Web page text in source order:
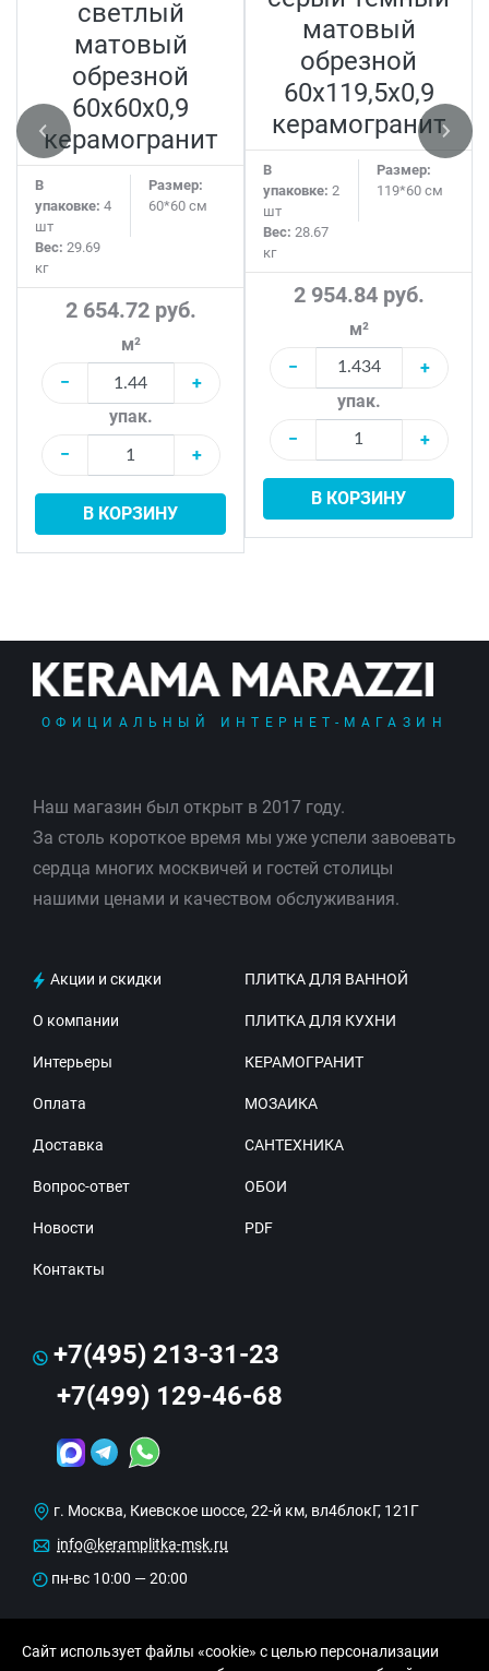
светлый
матовый
обрезной
60x60x0,9
керамогранит
В
упаковке: 4
шт
Размер:
60*60 см
Вес: 29.69
кг
2 654.72 руб.
м²
−
+
упак.
−
+
В КОРЗИНУ
матовый
обрезной
60x119,5x0,9
керамогранит
В
упаковке: 2
шт
Размер:
119*60 см
Вес: 28.67
кг
2 954.84 руб.
м²
−
+
упак.
−
+
В КОРЗИНУ
ОФИЦИАЛЬНЫЙ ИНТЕРНЕТ-МАГАЗИН
Наш магазин был открыт в 2017 году.
За столь короткое время мы уже успели завоевать
сердца многих москвичей и гостей столицы
нашими ценами и качеством обслуживания.
Акции и скидки
О компании
Интерьеры
Оплата
Доставка
Вопрос-ответ
Новости
Контакты
ПЛИТКА ДЛЯ ВАННОЙ
ПЛИТКА ДЛЯ КУХНИ
КЕРАМОГРАНИТ
МОЗАИКА
САНТЕХНИКА
ОБОИ
PDF
+7(495) 213-31-23
+7(499) 129-46-68
г. Москва, Киевское шоссе, 22-й км, вл4блокГ, 121Г
info@keramplitka-msk.ru
пн-вс 10:00 — 20:00
Сайт использует файлы «cookie» с целью персонализации